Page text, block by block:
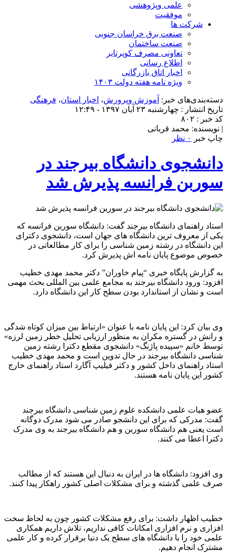
علمی وپژوهشی
موفقیت
شرکت ها
صنعت برق خراسان جنوبی
صنعت ساختمان
تعاونی مصرف کویرتایر
اطلاع رسانی
اخبار اتاق بازرگانی
ویژه نامه هفته دولت ۱۴۰۳
دسته‌بندی‌های خبر: آموزش وپرورش، اخبار استان، فرهنگی
تاریخ انتشار : چهارشنبه ۲۳ آبان ۱۳۹۷ - ۱۲:۴۹
کد خبر : ۸۰۲
| نویسنده: محمد قربانی
چاپ خبر
۰ نظر
دانشجوی دانشگاه بیرجند در
سوربن فرانسه پذیرش شد
استاد راهنمای دانشگاه بیرجند گفت: دانشگاه سوربن فرانسه که
یکی از معروف ترین دانشگاه های جهان است، دانشجوی دکترای
این دانشگاه در رشته زمین شناسی را برای کار مطالعاتی در
خصوص موضوع پایان نامه اش پذیرش کرد.
به گزارش پایگاه خبری “پیام خاوران” دکتر محمد مهدی خطیب
افزود: ورود دانشگاه بیرجند به مجامع علمی بین المللی بحث مهمی
است و نشان از استاندارد بودن سطح کار این دانشگاه دارد.
وی بیان کرد: این پایان نامه با عنوان «ارتباط بین میزان کوتاه شدگی
و رانش در گستره مکران به منظور ارزیابی تحلیل خطر زمین لرزه»
توسط خانم «سپیده پاژنگ» دانشجوی مقطع دکترا رشته زمین
شناسی دانشگاه بیرجند در حال تدوین است و محمد مهدی خطیب
استاد راهنمای داخل کشور و دکتر فیلیپ آگارد استاد راهنمای خارج
کشور این پایان نامه هستند.
عضو هیات علمی دانشکده علوم زمین شناسی دانشگاه بیرجند
گفت: مدرکی که برای این دانشجو صادر می شود مدرک دوگانه
است یعنی هم دانشگاه سوربن و هم دانشگاه بیرجند به وی مدرک
دکترا اعطا می کنند.
وی افزود: دانشگاه ها در ایران به دنبال این هستند که از مطالب
صرف علمی گذشته و برای مشکلات اصلی کشور راهکار پیدا کنند.
خطیب اظهار داشت: برای رفع مشکلات کشور چون به لحاظ سخت
افزاری و نرم افزاری امکانات کافی نداریم، تلاش داریم همکاری
علمی خود را با دانشگاه های سطح یک دنیا برقرار کرده و کار علمی
مشترک انجام دهیم.